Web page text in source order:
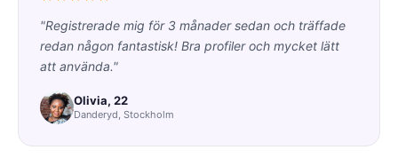
"Registrerade mig för 3 månader sedan och träffade
redan någon fantastisk! Bra profiler och mycket lätt
att använda."
Olivia, 22
Danderyd, Stockholm